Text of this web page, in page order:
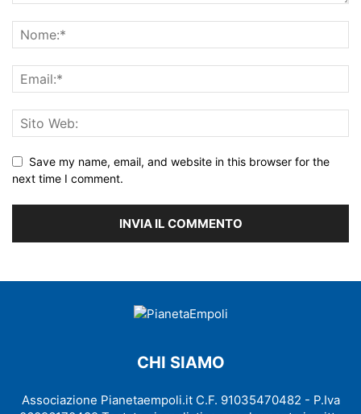
Save my name, email, and website in this browser for the
next time I comment.
CHI SIAMO
Associazione Pianetaempoli.it C.F. 91035470482 - P.Iva